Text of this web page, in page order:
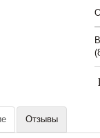
Отзывы